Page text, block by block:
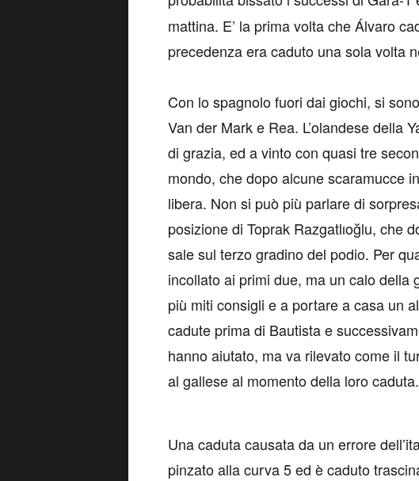
mattina. E’ la prima volta che Álvaro
precedenza era caduto una sola volta
Con lo spagnolo fuori dai giochi, si
Van der Mark e Rea. L’olandese della
di grazia, ed a vinto con quasi tre
mondo, che dopo alcune scaramucce
libera. Non si può più parlare di
posizione di Toprak Razgatlıoğlu, che
sale sul terzo gradino del podio. Per
incollato ai primi due, ma un calo della
più miti consigli e a portare a casa un
cadute prima di Bautista e
hanno aiutato, ma va rilevato come il
al gallese al momento della loro caduta.
Una caduta causata da un errore
pinzato alla curva 5 ed è caduto